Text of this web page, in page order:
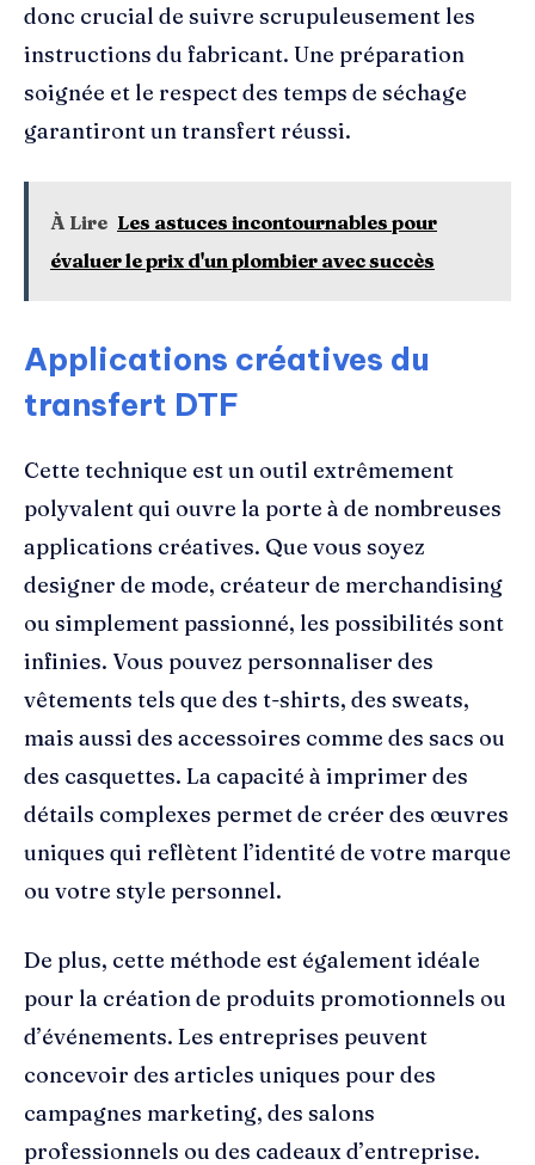
donc crucial de suivre scrupuleusement les
instructions du fabricant. Une préparation
soignée et le respect des temps de séchage
garantiront un transfert réussi.
À Lire Les astuces incontournables pour
évaluer le prix d'un plombier avec succès
Applications créatives du
transfert DTF
Cette technique est un outil extrêmement
polyvalent qui ouvre la porte à de nombreuses
applications créatives. Que vous soyez
designer de mode, créateur de merchandising
ou simplement passionné, les possibilités sont
infinies. Vous pouvez personnaliser des
vêtements tels que des t-shirts, des sweats,
mais aussi des accessoires comme des sacs ou
des casquettes. La capacité à imprimer des
détails complexes permet de créer des œuvres
uniques qui reflètent l’identité de votre marque
ou votre style personnel.
De plus, cette méthode est également idéale
pour la création de produits promotionnels ou
d’événements. Les entreprises peuvent
concevoir des articles uniques pour des
campagnes marketing, des salons
professionnels ou des cadeaux d’entreprise.